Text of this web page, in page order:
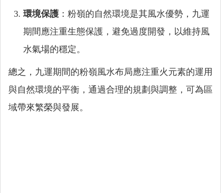
環境保護 ：粉嶺的自然環境是其風水優勢，九運
期間應注重生態保護，避免過度開發，以維持風
水氣場的穩定。
總之，九運期間的粉嶺風水布局應注重火元素的運用
與自然環境的平衡，通過合理的規劃與調整，可為區
域帶來繁榮與發展。